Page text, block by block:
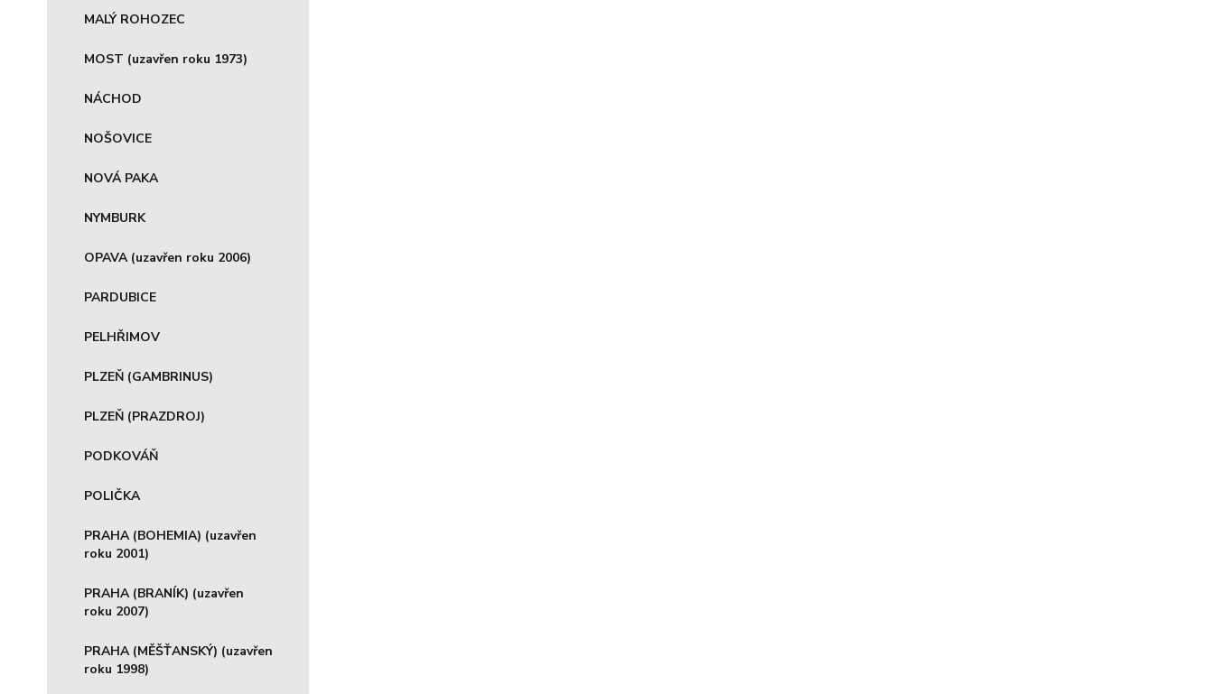
MALÝ ROHOZEC
MOST (uzavřen roku 1973)
NÁCHOD
NOŠOVICE
NOVÁ PAKA
NYMBURK
OPAVA (uzavřen roku 2006)
PARDUBICE
PELHŘIMOV
PLZEŇ (GAMBRINUS)
PLZEŇ (PRAZDROJ)
PODKOVÁŇ
POLIČKA
PRAHA (BOHEMIA) (uzavřen
roku 2001)
PRAHA (BRANÍK) (uzavřen
roku 2007)
PRAHA (MĚŠŤANSKÝ) (uzavřen
roku 1998)